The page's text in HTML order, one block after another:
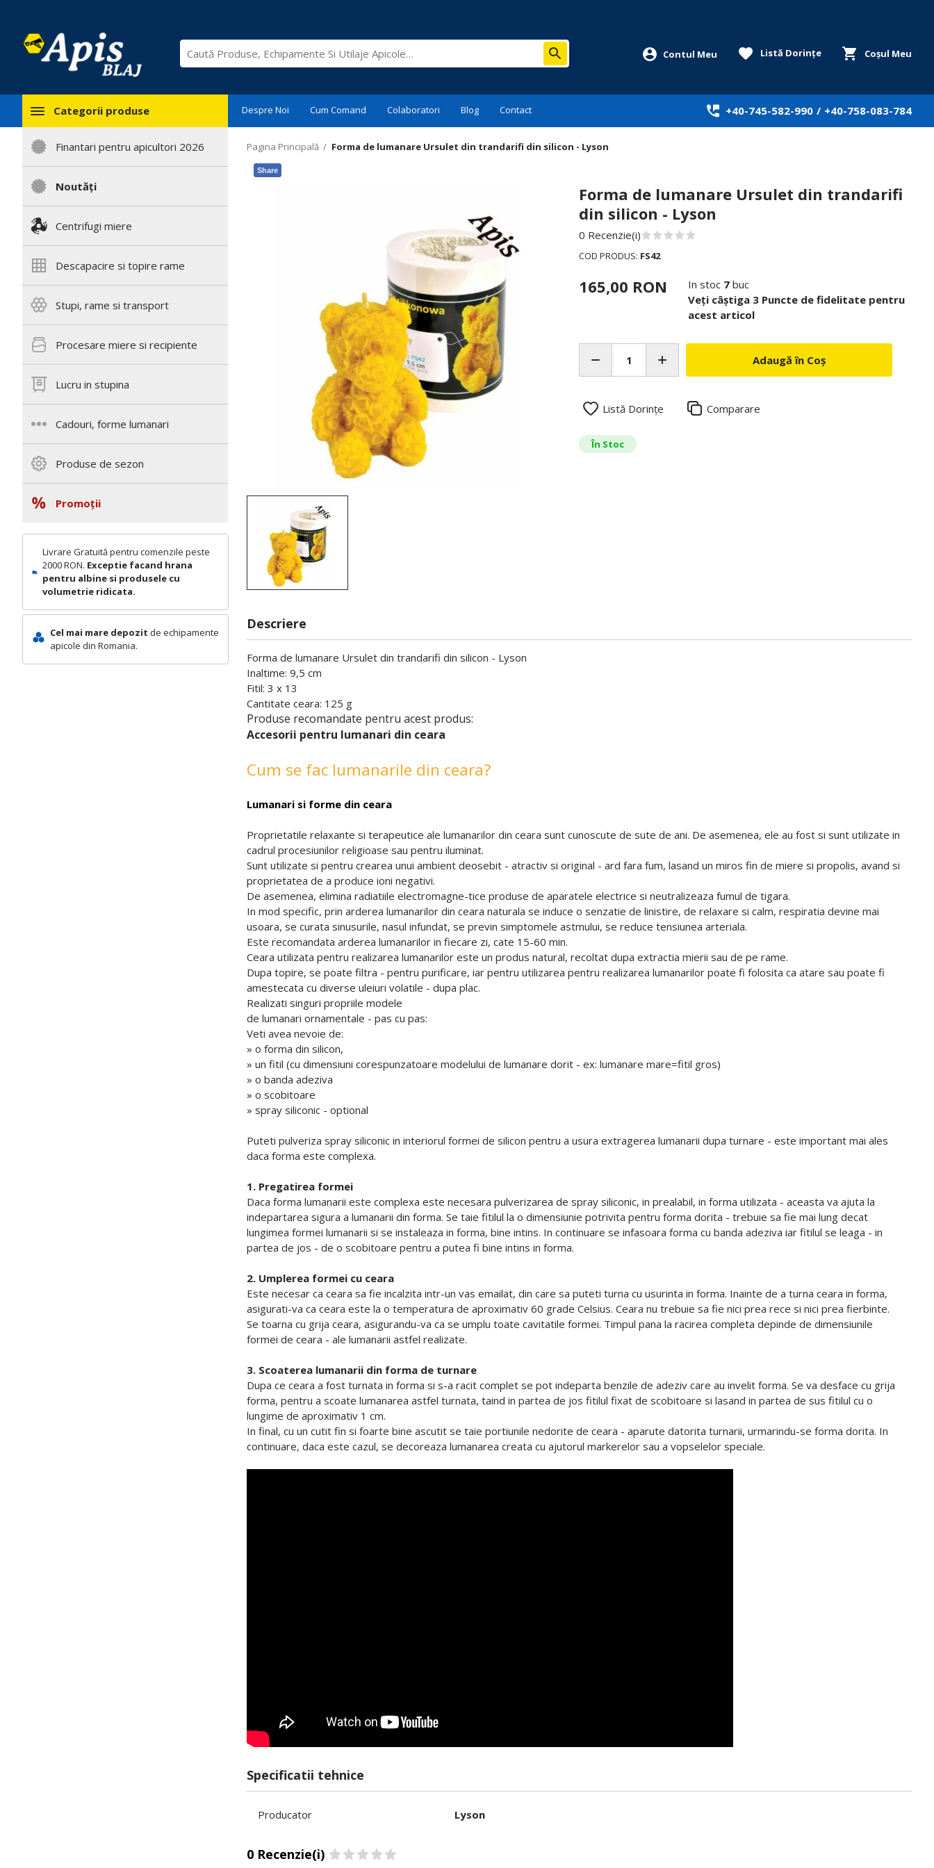
Coșul Meu
Listă Dorințe
Categorii produse
Finantari pentru apicultori 2026
Noutăți
Centrifugi miere
Descapacire si topire rame
Stupi, rame si transport
Procesare miere si recipiente
Lucru in stupina
Cadouri, forme lumanari
Produse de sezon
Promoții
Despre Noi Cum Comand Colaboratori Blog Contact +40-745-582-990 / +40-758-083-784
Livrare Gratuită pentru comenzile peste
2000 RON. Exceptie facand hrana
pentru albine si produsele cu
volumetrie ridicata.
Cel mai mare depozit de echipamente
apicole din Romania.
Pagina Principală / Forma de lumanare Ursulet din trandarifi din silicon - Lyson
Share
Forma de lumanare Ursulet din trandarifi
din silicon - Lyson
0 Recenzie(i)
COD PRODUS: FS42
165,00 RON In stoc 7 buc
Veți câștiga 3 Puncte de fidelitate pentru
acest articol
Adaugă în Coș
Listă Dorințe Comparare
În Stoc
Descriere
Forma de lumanare Ursulet din trandarifi din silicon - Lyson
Inaltime: 9,5 cm
Fitil: 3 x 13
Cantitate ceara: 125 g
Produse recomandate pentru acest produs:
Accesorii pentru lumanari din ceara
Cum se fac lumanarile din ceara?
Lumanari si forme din ceara
Proprietatile relaxante si terapeutice ale lumanarilor din ceara sunt cunoscute de sute de ani. De asemenea, ele au fost si sunt utilizate in
cadrul procesiunilor religioase sau pentru iluminat.
Sunt utilizate si pentru crearea unui ambient deosebit - atractiv si original - ard fara fum, lasand un miros fin de miere si propolis, avand si
proprietatea de a produce ioni negativi.
De asemenea, elimina radiatiile electromagne-tice produse de aparatele electrice si neutralizeaza fumul de tigara.
In mod specific, prin arderea lumanarilor din ceara naturala se induce o senzatie de linistire, de relaxare si calm, respiratia devine mai
usoara, se curata sinusurile, nasul infundat, se previn simptomele astmului, se reduce tensiunea arteriala.
Este recomandata arderea lumanarilor in fiecare zi, cate 15-60 min.
Ceara utilizata pentru realizarea lumanarilor este un produs natural, recoltat dupa extractia mierii sau de pe rame.
Dupa topire, se poate filtra - pentru purificare, iar pentru utilizarea pentru realizarea lumanarilor poate fi folosita ca atare sau poate fi
amestecata cu diverse uleiuri volatile - dupa plac.
Realizati singuri propriile modele
de lumanari ornamentale - pas cu pas:
Veti avea nevoie de:
» o forma din silicon,
» un fitil (cu dimensiuni corespunzatoare modelului de lumanare dorit - ex: lumanare mare=fitil gros)
» o banda adeziva
» o scobitoare
» spray siliconic - optional
Puteti pulveriza spray siliconic in interiorul formei de silicon pentru a usura extragerea lumanarii dupa turnare - este important mai ales
daca forma este complexa.
1. Pregatirea formei
Daca forma lumanarii este complexa este necesara pulverizarea de spray siliconic, in prealabil, in forma utilizata - aceasta va ajuta la
indepartarea sigura a lumanarii din forma. Se taie fitilul la o dimensiunie potrivita pentru forma dorita - trebuie sa fie mai lung decat
lungimea formei lumanarii si se instaleaza in forma, bine intins. In continuare se infasoara forma cu banda adeziva iar fitilul se leaga - in
partea de jos - de o scobitoare pentru a putea fi bine intins in forma.
2. Umplerea formei cu ceara
Este necesar ca ceara sa fie incalzita intr-un vas emailat, din care sa puteti turna cu usurinta in forma. Inainte de a turna ceara in forma,
asigurati-va ca ceara este la o temperatura de aproximativ 60 grade Celsius. Ceara nu trebuie sa fie nici prea rece si nici prea fierbinte.
Se toarna cu grija ceara, asigurandu-va ca se umplu toate cavitatile formei. Timpul pana la racirea completa depinde de dimensiunile
formei de ceara - ale lumanarii astfel realizate.
3. Scoaterea lumanarii din forma de turnare
Dupa ce ceara a fost turnata in forma si s-a racit complet se pot indeparta benzile de adeziv care au invelit forma. Se va desface cu grija
forma, pentru a scoate lumanarea astfel turnata, taind in partea de jos fitilul fixat de scobitoare si lasand in partea de sus fitilul cu o
lungime de aproximativ 1 cm.
In final, cu un cutit fin si foarte bine ascutit se taie portiunile nedorite de ceara - aparute datorita turnarii, urmarindu-se forma dorita. In
continuare, daca este cazul, se decoreaza lumanarea creata cu ajutorul markerelor sau a vopselelor speciale.
Specificatii tehnice
Producator Lyson
0 Recenzie(i)